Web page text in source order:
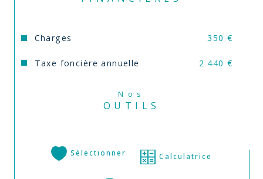
Charges 350 €
Taxe foncière annuelle 2 440 €
Nos
OUTILS
Sélectionner Calculatrice